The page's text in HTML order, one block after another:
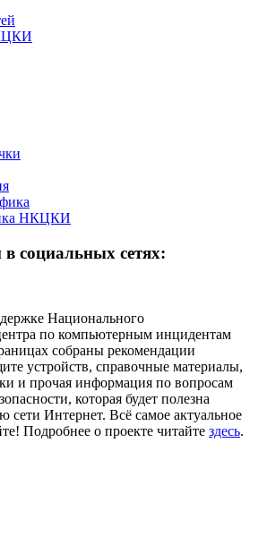
НКЦКИ
социальных сетях:
Национального
по компьютерным инцидентам
собраны рекомендации
устройств, справочные материалы,
и прочая информация по вопросам
которая будет полезна
сети Интернет. Всё самое актуальное
Подробнее о проекте читайте здесь.